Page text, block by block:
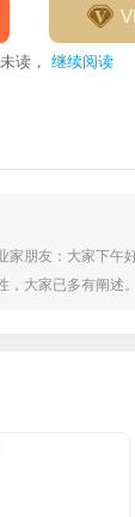
读， 继续阅读
朋友：大家下
大家已多有阐